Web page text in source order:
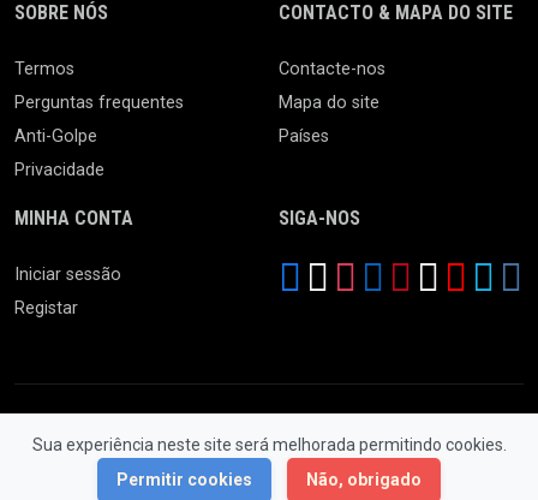
Sua experiência neste site será melhorada permitindo cookies.
Permitir cookies
Não, obrigado
SOBRE NÓS
Termos
Perguntas frequentes
Anti-Golpe
Privacidade
CONTACTO & MAPA DO SITE
Contacte-nos
Mapa do site
Países
MINHA CONTA
Iniciar sessão
Registar
SIGA-NOS
© 2026 Feira da Ladra. Todos os Direitos Reservados.